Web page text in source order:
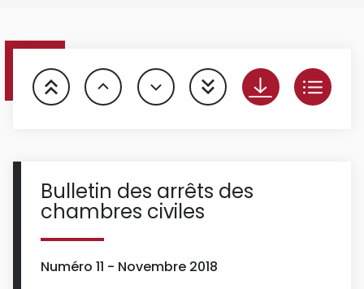
Bulletin des arrêts des
chambres civiles
Numéro 11 - Novembre 2018